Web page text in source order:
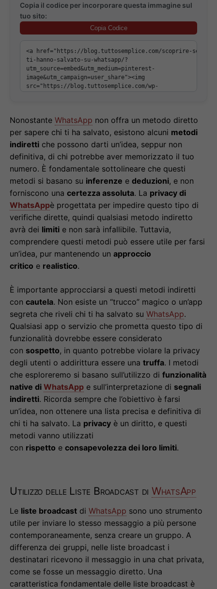
Copia il codice per incorporare questa immagine sul
tuo sito:
Copia Codice
Nonostante WhatsApp non offra un metodo diretto
per sapere chi ti ha salvato, esistono alcuni metodi
indiretti che possono darti un’idea, seppur non
definitiva, di chi potrebbe aver memorizzato il tuo
numero. È fondamentale sottolineare che questi
metodi si basano su inferenze e deduzioni, e non
forniscono una certezza assoluta. La privacy di
WhatsAppè progettata per impedire questo tipo di
verifiche dirette, quindi qualsiasi metodo indiretto
avrà dei limiti e non sarà infallibile. Tuttavia,
comprendere questi metodi può essere utile per farsi
un’idea, pur mantenendo un approccio
critico e realistico.
È importante approcciarsi a questi metodi indiretti
con cautela. Non esiste un “trucco” magico o un’app
segreta che riveli chi ti ha salvato su WhatsApp.
Qualsiasi app o servizio che prometta questo tipo di
funzionalità dovrebbe essere considerato
con sospetto, in quanto potrebbe violare la privacy
degli utenti o addirittura essere una truffa. I metodi
che esploreremo si basano sull’utilizzo di funzionalità
native di WhatsApp e sull’interpretazione di segnali
indiretti. Ricorda sempre che l’obiettivo è farsi
un’idea, non ottenere una lista precisa e definitiva di
chi ti ha salvato. La privacy è un diritto, e questi
metodi vanno utilizzati
con rispetto e consapevolezza dei loro limiti.
Utilizzo delle Liste Broadcast di WhatsApp
Le liste broadcast di WhatsApp sono uno strumento
utile per inviare lo stesso messaggio a più persone
contemporaneamente, senza creare un gruppo. A
differenza dei gruppi, nelle liste broadcast i
destinatari ricevono il messaggio in una chat privata,
come se fosse un messaggio diretto. Una
caratteristica fondamentale delle liste broadcast è